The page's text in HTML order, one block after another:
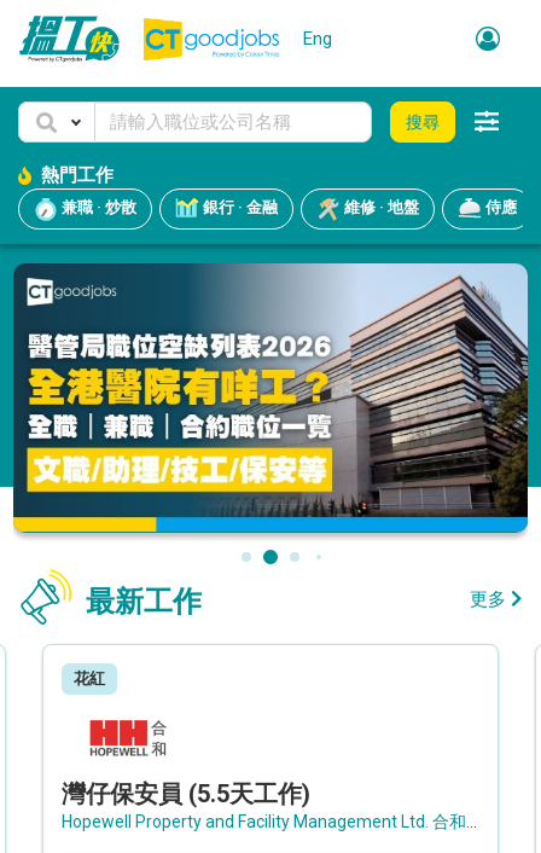
Eng
搜尋
熱門工作
兼職 · 炒散 銀行 · 金融 維修 · 地盤 侍應
最新工作 更多
花紅
灣仔保安員 (5.5天工作)